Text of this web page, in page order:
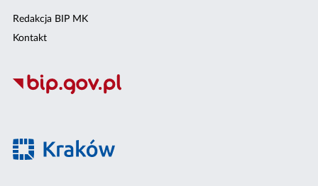
Redakcja BIP MK
Kontakt